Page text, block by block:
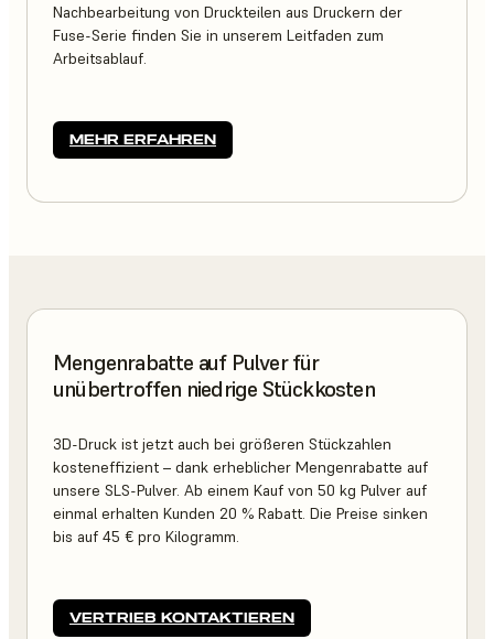
Nachbearbeitung von Druckteilen aus Druckern der
Fuse-Serie finden Sie in unserem Leitfaden zum
Arbeitsablauf.
MEHR ERFAHREN
Mengenrabatte auf Pulver für
unübertroffen niedrige Stückkosten
3D-Druck ist jetzt auch bei größeren Stückzahlen
kosteneffizient – dank erheblicher Mengenrabatte auf
unsere SLS-Pulver. Ab einem Kauf von 50 kg Pulver auf
einmal erhalten Kunden 20 % Rabatt. Die Preise sinken
bis auf 45 € pro Kilogramm.
VERTRIEB KONTAKTIEREN